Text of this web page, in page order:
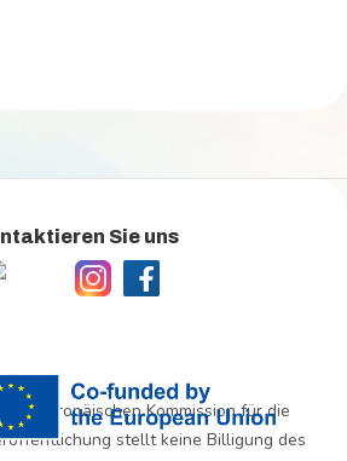
Sie uns
Europäischen Kommission für die
stellt keine Billigung des